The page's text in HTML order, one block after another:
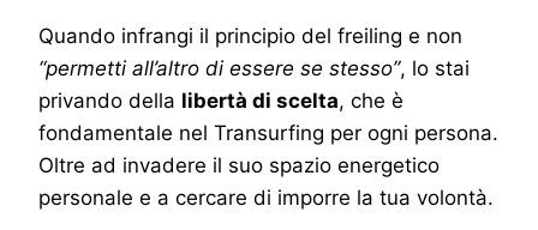
Quando infrangi il principio del freiling e non
“permetti all’altro di essere se stesso”, lo stai
privando della libertà di scelta, che è
fondamentale nel Transurfing per ogni persona.
Oltre ad invadere il suo spazio energetico
personale e a cercare di imporre la tua volontà.